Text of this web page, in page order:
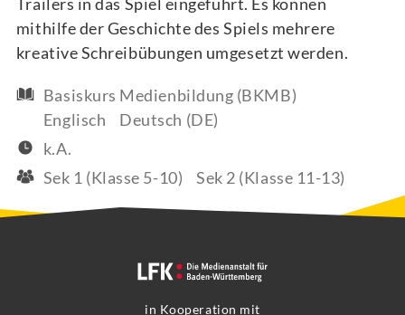
mithilfe der Geschichte des Spiels mehrere
kreative Schreibübungen umgesetzt werden.
Basiskurs Medienbildung (BKMB)
Englisch
Deutsch (DE)
k.A.
Sek 1 (Klasse 5-10)
Sek 2 (Klasse 11-13)
in Kooperation mit